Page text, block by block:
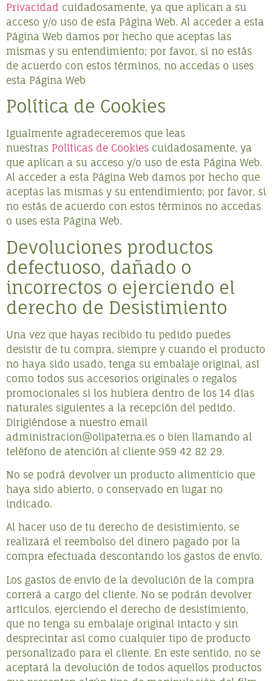
Privacidad cuidadosamente, ya que aplican a su
acceso y/o uso de esta Página Web. Al acceder a esta
Página Web damos por hecho que aceptas las
mismas y su entendimiento; por favor, si no estás
de acuerdo con estos términos, no accedas o uses
esta Página Web
Política de Cookies
Igualmente agradeceremos que leas
nuestras Políticas de Cookies cuidadosamente, ya
que aplican a su acceso y/o uso de esta Página Web.
Al acceder a esta Página Web damos por hecho que
aceptas las mismas y su entendimiento; por favor, si
no estás de acuerdo con estos términos no accedas
o uses esta Página Web.
Devoluciones productos
defectuoso, dañado o
incorrectos o ejerciendo el
derecho de Desistimiento
Una vez que hayas recibido tu pedido puedes
desistir de tu compra, siempre y cuando el producto
no haya sido usado, tenga su embalaje original, así
como todos sus accesorios originales o regalos
promocionales si los hubiera dentro de los 14 días
naturales siguientes a la recepción del pedido.
Dirigiéndose a nuestro email
administracion@olipaterna.es o bien llamando al
teléfono de atención al cliente 959 42 82 29.
No se podrá devolver un producto alimenticio que
haya sido abierto, o conservado en lugar no
indicado.
Al hacer uso de tu derecho de desistimiento, se
realizará el reembolso del dinero pagado por la
compra efectuada descontando los gastos de envío.
Los gastos de envío de la devolución de la compra
correrá a cargo del cliente. No se podrán devolver
artículos, ejerciendo el derecho de desistimiento,
que no tenga su embalaje original intacto y sin
desprecintar así como cualquier tipo de producto
personalizado para el cliente. En este sentido, no se
aceptará la devolución de todos aquellos productos